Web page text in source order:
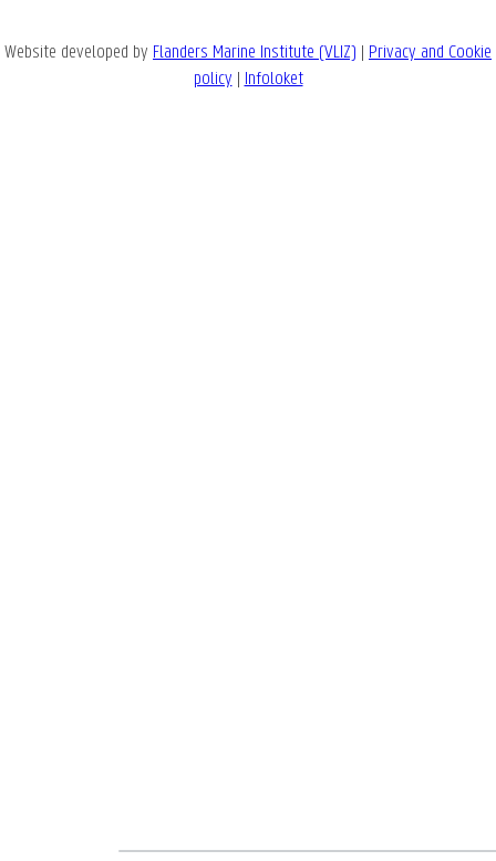
Website developed by Flanders Marine Institute (VLIZ) | Privacy and Cookie
policy | Infoloket